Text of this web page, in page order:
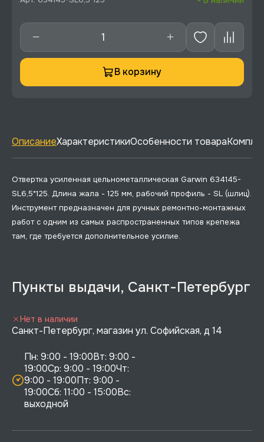
В корзину
ОписаниеХарактеристикиОсобенности товара
Отвертка усиленная цельнометаллическая Garwin 634145-
SL6,5*125. Длина жала - 125 мм, рабочий профиль - SL (шлиц).
Инструмент предназначен для ручных ремонтно-монтажных
работ с одним из самых распространенных типов крепежа
там, где требуется дополнительное усилие.
Пункты выдачи, Санкт-Петербург
Санкт-Петербург, магазин ул. Софийская, д 14
Пн: 9:00 - 19:00Вт: 9:00 -
19:00Ср: 9:00 - 19:00Чт:
9:00 - 19:00Пт: 9:00 -
19:00Сб: 11:00 - 15:00Вс:
выходной
Нет в наличии